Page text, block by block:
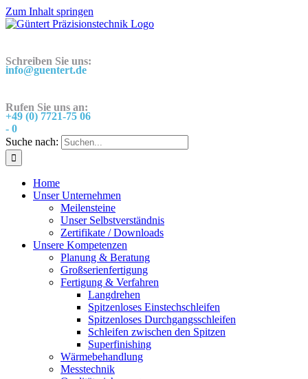
Zum Inhalt springen
Schreiben Sie uns:
info@guentert.de
Rufen Sie uns an:
+49 (0) 7721-75 06
- 0
Suche nach:
Home
Unser Unternehmen
Meilensteine
Unser Selbstverständnis
Zertifikate / Downloads
Unsere Kompetenzen
Planung & Beratung
Großserienfertigung
Fertigung & Verfahren
Langdrehen
Spitzenloses Einstechschleifen
Spitzenloses Durchgangsschleifen
Schleifen zwischen den Spitzen
Superfinishing
Wärmebehandlung
Messtechnik